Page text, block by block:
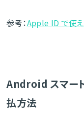
参考：Apple ID で使
Android スマー
払方法